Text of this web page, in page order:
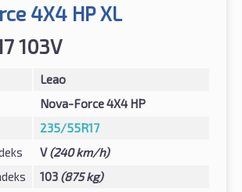
4X4 HP XL
103V
Leao
Nova-Force 4X4 HP
235/55R17
V(240 km/h)
103 (875 kg)